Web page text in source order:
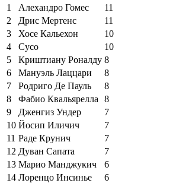
1
Алехандро Гомес
11
2
Дрис Мертенс
11
3
Хосе Кальехон
10
4
Сусо
10
5
Криштиану Роналду 8
6
Мануэль Лаццари
8
7
Родриго Де Пауль
8
8
Фабио Квальярелла
8
9
Дженгиз Ундер
7
10 Йосип Иличич
7
11 Раде Крунич
7
12 Дуван Сапата
7
13 Марио Манджукич
6
14 Лоренцо Инсинье
6